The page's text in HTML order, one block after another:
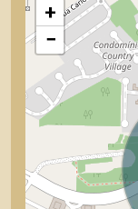
+
−